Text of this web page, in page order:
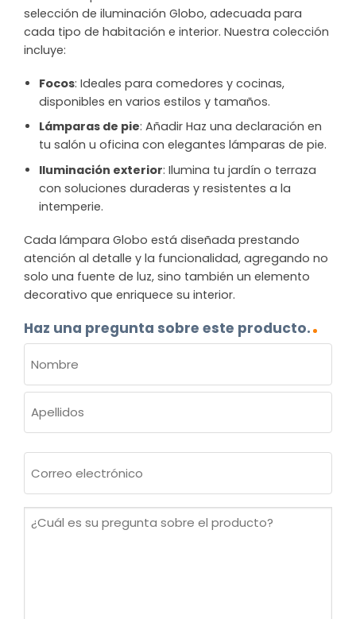
selección de iluminación Globo, adecuada para
cada tipo de habitación e interior. Nuestra colección
incluye:
Focos: Ideales para comedores y cocinas,
disponibles en varios estilos y tamaños.
Lámparas de pie: Añadir Haz una declaración en
tu salón u oficina con elegantes lámparas de pie.
Iluminación exterior: Ilumina tu jardín o terraza
con soluciones duraderas y resistentes a la
intemperie.
Cada lámpara Globo está diseñada prestando
atención al detalle y la funcionalidad, agregando no
solo una fuente de luz, sino también un elemento
decorativo que enriquece su interior.
Haz una pregunta sobre este producto.
(OBLIGATORIO)
Nombre
electrónico
¿Cuál